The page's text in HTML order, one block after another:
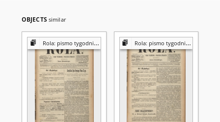
OBJECTS similar
Rola: pismo tygodniowe [poświęcone sprawom społecznym, ekonomicznym i literackim] Rola: pismo tygodniowe [poświęcone sprawom społecznym, ekonomicznym i literackim]